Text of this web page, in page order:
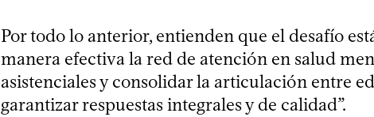
Por todo lo anterior, entienden que el desafío
manera efectiva la red de atención en salud
asistenciales y consolidar la articulación entre
garantizar respuestas integrales y de calidad”.